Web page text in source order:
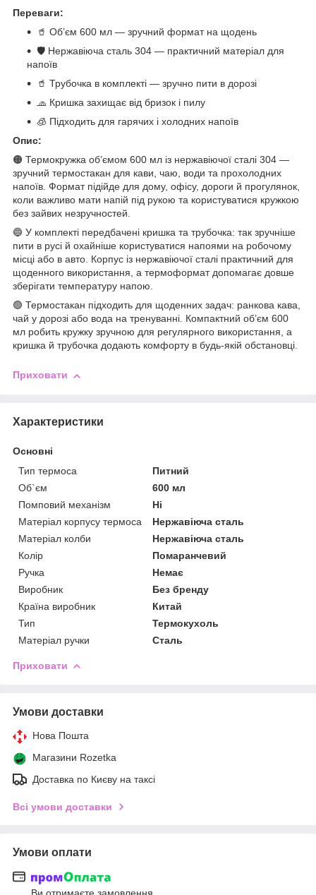
Переваги:
🥤 Об’єм 600 мл — зручний формат на щодень
🛡 Нержавіюча сталь 304 — практичний матеріал для
напоїв
🥤 Трубочка в комплекті — зручно пити в дорозі
🧢 Кришка захищає від бризок і пилу
🧊 Підходить для гарячих і холодних напоїв
Опис:
🟠 Термокружка об’ємом 600 мл із нержавіючої сталі 304 —
зручний термостакан для кави, чаю, води та прохолодних
напоїв. Формат підійде для дому, офісу, дороги й прогулянок,
коли важливо мати напій під рукою та користуватися кружкою
без зайвих незручностей.
🔵 У комплекті передбачені кришка та трубочка: так зручніше
пити в русі й охайніше користуватися напоями на робочому
місці або в авто. Корпус із нержавіючої сталі практичний для
щоденного використання, а термоформат допомагає довше
зберігати температуру напою.
🟢 Термостакан підходить для щоденних задач: ранкова кава,
чай у дорозі або вода на тренуванні. Компактний об’єм 600
мл робить кружку зручною для регулярного використання, а
кришка й трубочка додають комфорту в будь-якій обстановці.
Приховати
Характеристики
Основні
Тип термоса
Питний
Об`єм
600 мл
Помповий механізм
Ні
Матеріал корпусу термоса
Нержавіюча сталь
Матеріал колби
Нержавіюча сталь
Колір
Помаранчевий
Ручка
Немає
Виробник
Без бренду
Країна виробник
Китай
Тип
Термокухоль
Матеріал ручки
Сталь
Приховати
Умови доставки
Нова Пошта
Магазини Rozetka
Доставка по Києву на таксі
Всі умови доставки
Умови оплати